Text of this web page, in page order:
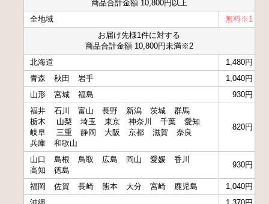
商品合計金額 10,800円以上
全地域
無料※1
お届け先様1件に対する
商品合計金額 10,800円未満※2
北海道
1,480円
青森
秋田 岩手
1,040円
山形
宮城 福島
930円
福井
石川 富山 長野 新潟 茨城
群馬
栃木
山梨 埼玉 東京 神奈川 千葉
愛知
岐阜
三重 静岡 大阪 京都 滋賀
奈良
兵庫
和歌山
820円
山口 島根 鳥取 広島 岡山 愛媛
香川
高知
徳島
930円
福岡 佐賀 長崎 熊本 大分 宮崎 鹿児島
1,040円